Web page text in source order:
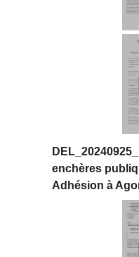
enchères
Adhésion à